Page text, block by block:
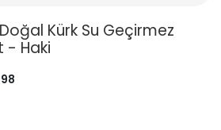
Kürk Su Geçirmez
- Haki